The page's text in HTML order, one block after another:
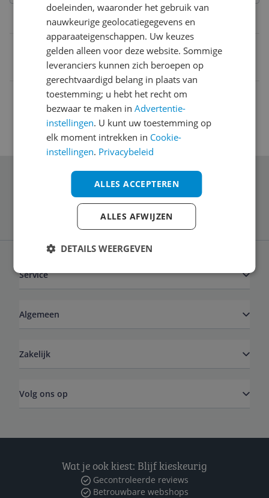
Belangrijkste kenmerken
4013852205581
Schrijf je in voor onze nieuwsbrief
Service
Algemeen
Zakelijk
Volg ons op
Wat je ook kiest: Blijf kieskeurig
Gecontroleerde reviews
Betrouwbare webshops
doeleinden, waaronder het gebruik van
nauwkeurige geolocatiegegevens en
apparaateigenschappen. Uw keuzes
gelden alleen voor deze website. Sommige
leveranciers kunnen zich beroepen op
gerechtvaardigd belang in plaats van
toestemming; u hebt het recht om
bezwaar te maken inAdvertentie-
instellingen. U kunt uw toestemming op
elk moment intrekken in Cookie-
instellingen. Privacybeleid
ALLES ACCEPTEREN
ALLES AFWIJZEN
DETAILS WEERGEVEN